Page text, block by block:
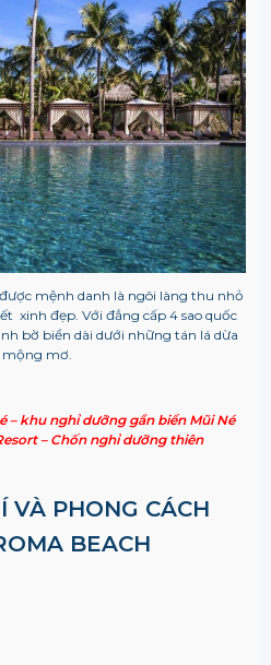
được mệnh danh là ngôi làng thu nhỏ
xinh đẹp. Với đẳng cấp 4 sao quốc
bờ biển dài dưới những tán lá dừa
mơ.
– khu nghỉ dưỡng gần biển Mũi Né
– Chốn nghỉ dưỡng thiên
VÀ PHONG CÁCH
BEACH